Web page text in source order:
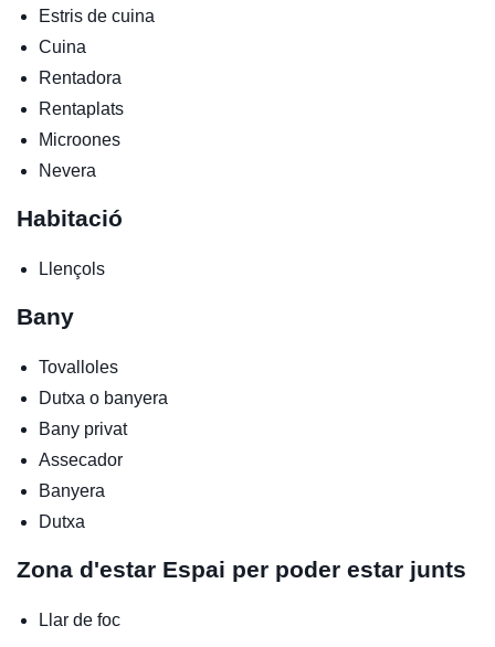
Estris de cuina
Cuina
Rentadora
Rentaplats
Microones
Nevera
Habitació
Llençols
Bany
Tovalloles
Dutxa o banyera
Bany privat
Assecador
Banyera
Dutxa
Zona d'estar Espai per poder estar junts
Llar de foc